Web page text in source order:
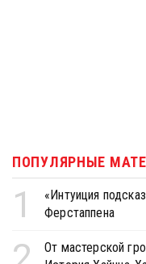
ПОПУЛЯРНЫЕ
1
«Интуиция
Ферстаппена
От мастерской